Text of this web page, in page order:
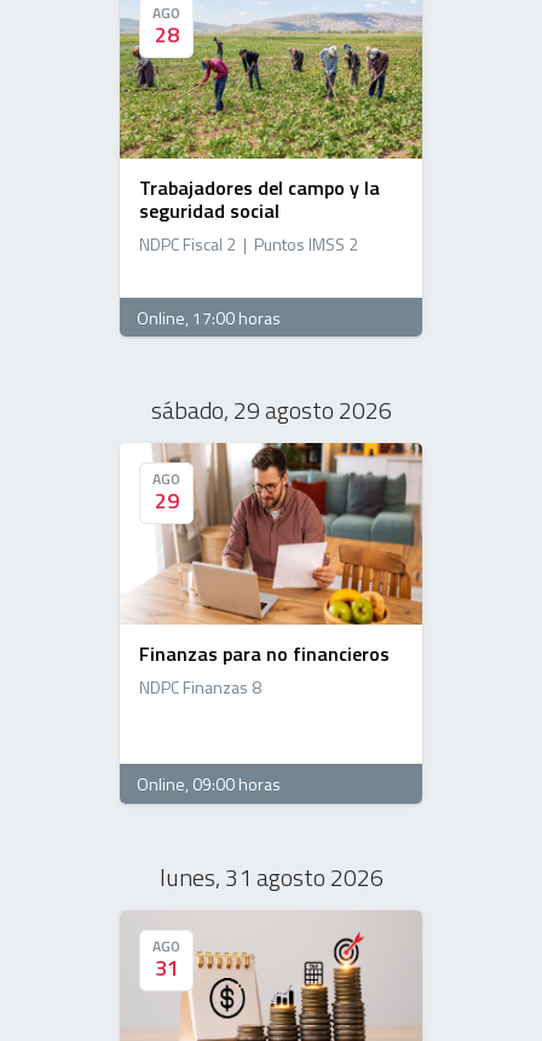
AGO
28
AGO
28
Trabajadores del campo y la
seguridad social
NDPC Fiscal 2 | Puntos IMSS 2
Online, 17:00 horas
sábado, 29 agosto 2026
AGO
29
AGO
29
Finanzas para no financieros
NDPC Finanzas 8
Online, 09:00 horas
lunes, 31 agosto 2026
AGO
31
AGO
31